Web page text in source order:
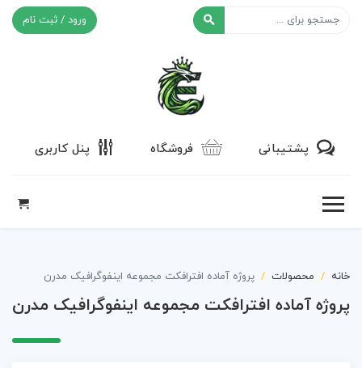
ورود / ثبت نام
پشتیبانی فروشگاه پنل کاربری
خانه محصولات پروژه آماده افترافکت مجموعه اینفوگرافیک مدرن
پروژه آماده افترافکت مجموعه اینفوگرافیک مدرن